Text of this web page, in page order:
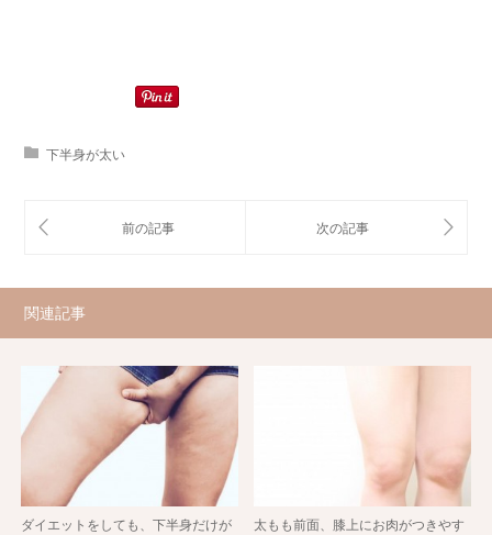
下半身が太い
関連記事
ダイエットをしても、下半身だけが
太もも前面、膝上にお肉がつきやす